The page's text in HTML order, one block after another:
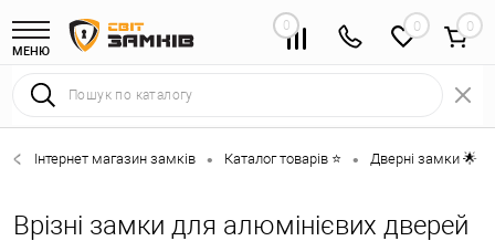
МЕНЮ
0 0
Інтернет магазин замків • Каталог товарів ⭐ • Дверні замки 🌟
Врізні замки для алюмінієвих дверей